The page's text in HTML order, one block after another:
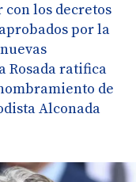
los decretos
por la
Rosada ratifica
de
Alconada